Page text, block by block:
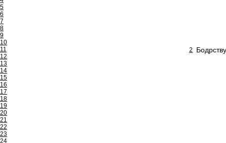
5
6
7
8
9
10
11
12
13
14
15
16
17
18
19
20
21
22
23
24
2